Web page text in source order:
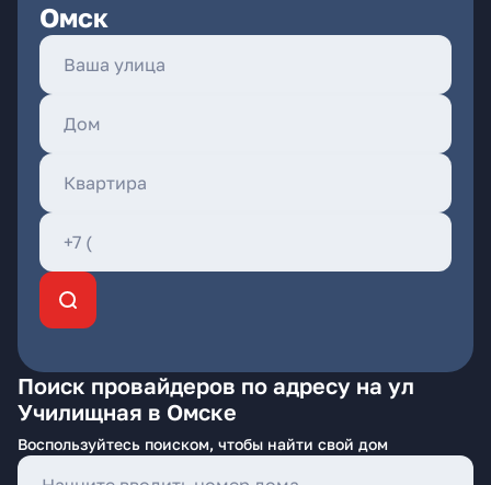
Омск
Поиск провайдеров по адресу на ул
Училищная в Омске
Воспользуйтесь поиском, чтобы найти свой дом